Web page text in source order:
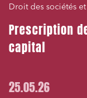
Droit des sociétés
Prescription
capital
25.05.26